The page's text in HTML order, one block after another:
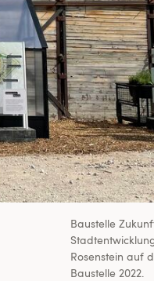
Baustelle
Rosenstein auf
Baustelle 2022.